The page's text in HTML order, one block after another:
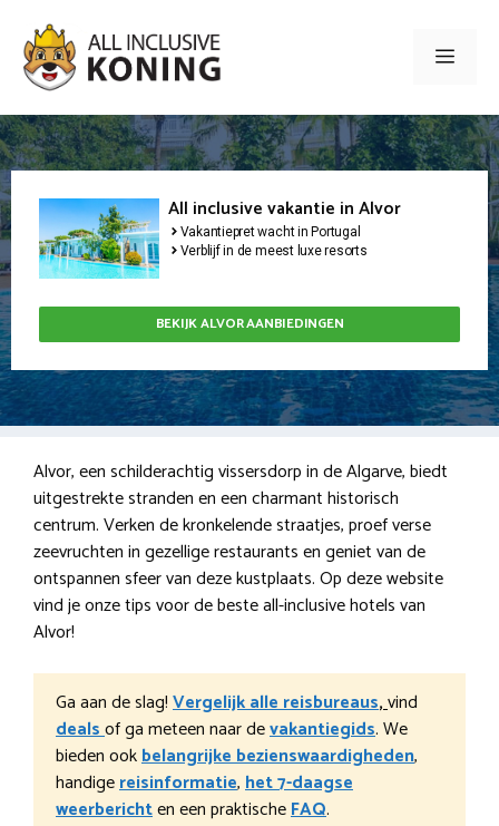
naar
inhoud
Menu
All inclusive vakantie in Alvor
Vakantiepret wacht in Portugal
Verblijf in de meest luxe resorts
BEKIJK ALVOR AANBIEDINGEN
Alvor, een schilderachtig vissersdorp in de Algarve, biedt
uitgestrekte stranden en een charmant historisch
centrum. Verken de kronkelende straatjes, proef verse
zeevruchten in gezellige restaurants en geniet van de
ontspannen sfeer van deze kustplaats. Op deze website
vind je onze tips voor de beste all-inclusive hotels van
Alvor!
Ga aan de slag!Vergelijk alle reisbureaus,vind
dealsof ga meteen naar devakantiegids. We
bieden ookbelangrijke bezienswaardigheden,
handigereisinformatie,het 7-daagse
weerberichten een praktischeFAQ.